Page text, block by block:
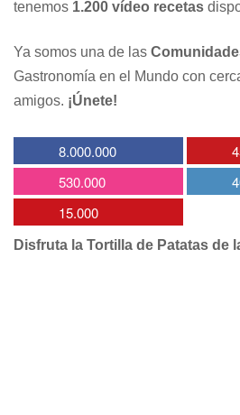
tenemos 1.200 vídeo recetas
Ya somos una de las
Gastronomía en el Mundo con
amigos. ¡Únete!
8.000.000
530.000
15.000
Disfruta la Tortilla de Patatas de